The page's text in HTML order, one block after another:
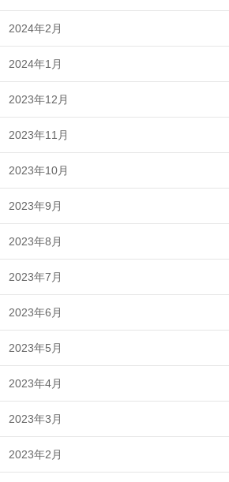
2024年2月
2024年1月
2023年12月
2023年11月
2023年10月
2023年9月
2023年8月
2023年7月
2023年6月
2023年5月
2023年4月
2023年3月
2023年2月